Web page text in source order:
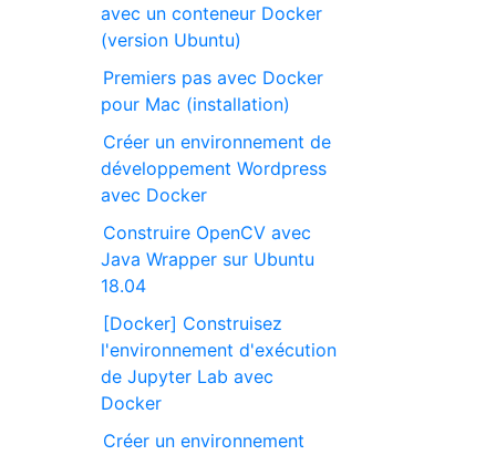
avec un conteneur Docker
(version Ubuntu)
Premiers pas avec Docker
pour Mac (installation)
Créer un environnement de
développement Wordpress
avec Docker
Construire OpenCV avec
Java Wrapper sur Ubuntu
18.04
[Docker] Construisez
l'environnement d'exécution
de Jupyter Lab avec
Docker
Créer un environnement